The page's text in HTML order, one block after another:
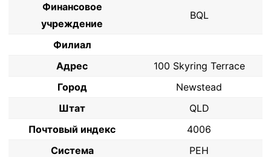
Финансовое
учреждение
BQL
Филиал
Адрес
100 Skyring Terrace
Город
Newstead
Штат
QLD
Почтовый индекс
4006
Система
PEH